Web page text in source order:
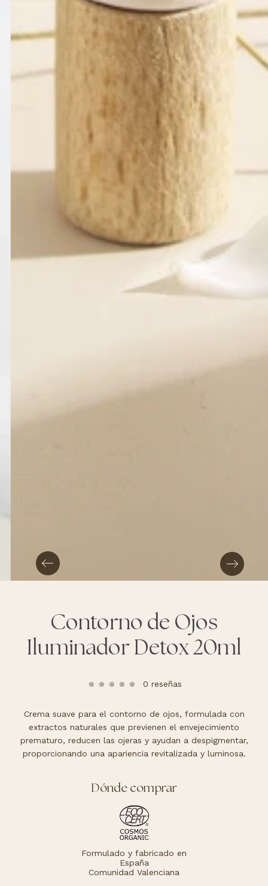
Contorno de Ojos
Iluminador Detox 20ml
0 reseñas
Crema suave para el contorno de ojos, formulada con
extractos naturales que previenen el envejecimiento
prematuro, reducen las ojeras y ayudan a despigmentar,
proporcionando una apariencia revitalizada y luminosa.
Dónde comprar
Formulado y fabricado en
España
Comunidad Valenciana